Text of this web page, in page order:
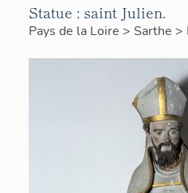
Statue : saint Julien.
Pays de la Loire > Sarthe >